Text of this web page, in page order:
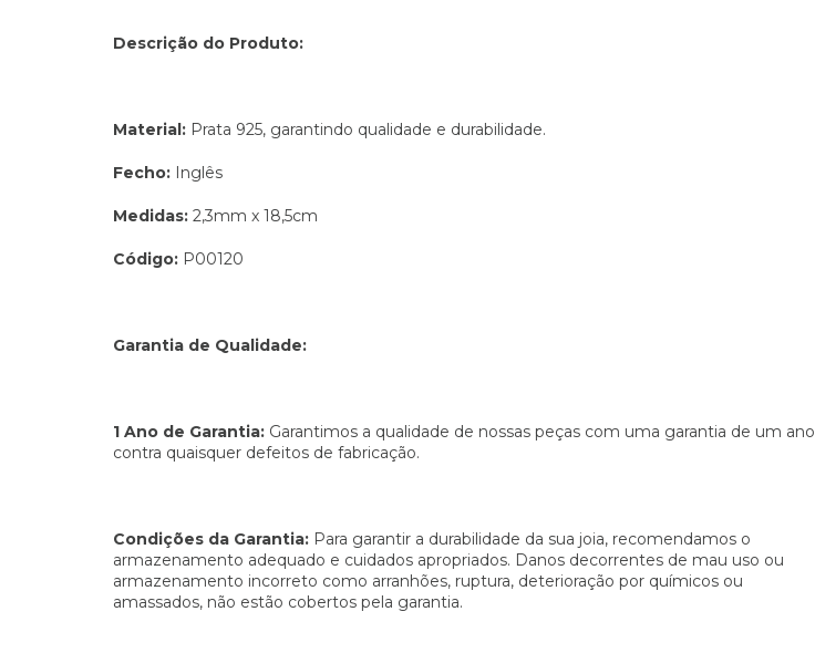
Descrição do Produto:
Material: Prata 925, garantindo qualidade e durabilidade.
Fecho: Inglês
Medidas: 2,3mm x 18,5cm
Código: P00120
Garantia de Qualidade:
1 Ano de Garantia: Garantimos a qualidade de nossas peças com uma garantia de um ano
contra quaisquer defeitos de fabricação.
Condições da Garantia: Para garantir a durabilidade da sua joia, recomendamos o
armazenamento adequado e cuidados apropriados. Danos decorrentes de mau uso ou
armazenamento incorreto como arranhões, ruptura, deterioração por químicos ou
amassados, não estão cobertos pela garantia.